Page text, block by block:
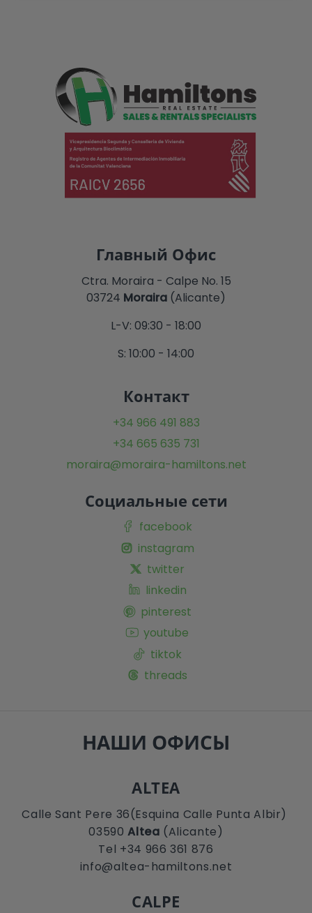
Главный Офис
Ctra. Moraira - Calpe No. 15
03724 Moraira (Alicante)
L-V: 09:30 - 18:00
S: 10:00 - 14:00
Контакт
+34 966 491 883
+34 665 635 731
moraira@moraira-hamiltons.net
Социальные сети
facebook
instagram
twitter
linkedin
pinterest
youtube
tiktok
threads
НАШИ ОФИСЫ
ALTEA
Calle Sant Pere 36(Esquina Calle Punta Albir)
03590Altea (Alicante)
Tel +34 966 361 876
info@altea-hamiltons.net
CALPE